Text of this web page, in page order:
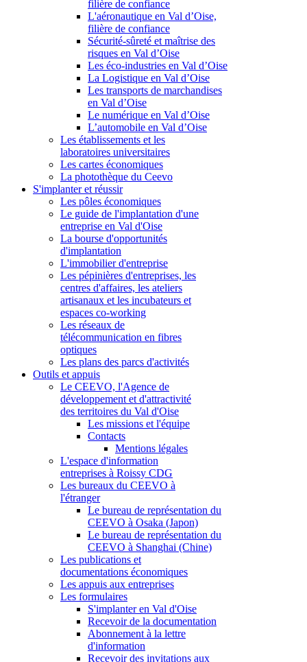
filière de confiance
L'aéronautique en Val d’Oise,
filière de confiance
Sécurité-sûreté et maîtrise des
risques en Val d’Oise
Les éco-industries en Val d’Oise
La Logistique en Val d’Oise
Les transports de marchandises
en Val d’Oise
Le numérique en Val d’Oise
L’automobile en Val d’Oise
Les établissements et les
laboratoires universitaires
Les cartes économiques
La photothèque du Ceevo
S'implanter et réussir
Les pôles économiques
Le guide de l'implantation d'une
entreprise en Val d'Oise
La bourse d'opportunités
d'implantation
L'immobilier d'entreprise
Les pépinières d'entreprises, les
centres d'affaires, les ateliers
artisanaux et les incubateurs et
espaces co-working
Les réseaux de
télécommunication en fibres
optiques
Les plans des parcs d'activités
Outils et appuis
Le CEEVO, l'Agence de
développement et d'attractivité
des territoires du Val d'Oise
Les missions et l'équipe
Contacts
Mentions légales
L'espace d'information
entreprises à Roissy CDG
Les bureaux du CEEVO à
l'étranger
Le bureau de représentation du
CEEVO à Osaka (Japon)
Le bureau de représentation du
CEEVO à Shanghai (Chine)
Les publications et
documentations économiques
Les appuis aux entreprises
Les formulaires
S'implanter en Val d'Oise
Recevoir de la documentation
Abonnement à la lettre
d'information
Recevoir des invitations aux